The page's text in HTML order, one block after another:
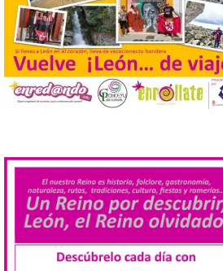
6 Ago 2026
Miradores
pueblos con alma
paisajes de
convierten la Comarca
Liébana en uno de
destinos más bonitos para disfrutar
León a la cabeza de la
del nuevo ranking de
Billionhands que revela
los diez destinos y locales